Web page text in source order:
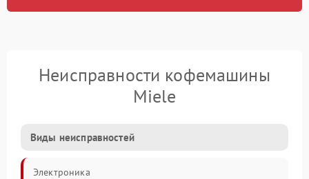
Неисправности кофемашины
Miele
Виды неисправностей
Электроника